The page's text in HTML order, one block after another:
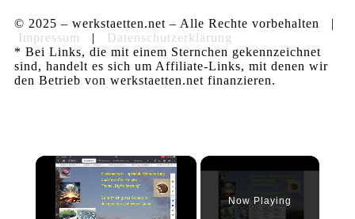
© 2025 – werkstaetten.net – Alle Rechte vorbehalten |
Impressum
| Datenschutzerklärung
* Bei Links, die mit einem Sternchen gekennzeichnet
sind, handelt es sich um Affiliate-Links, mit denen wir
den Betrieb von werkstaetten.net finanzieren.
×
Now Playing